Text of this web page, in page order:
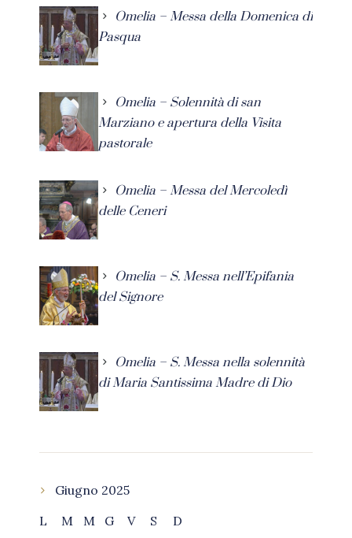
Omelia – Messa della Domenica di
Pasqua
Omelia – Solennità di san
Marziano e apertura della Visita
pastorale
Omelia – Messa del Mercoledì
delle Ceneri
Omelia – S. Messa nell’Epifania
del Signore
Omelia – S. Messa nella solennità
di Maria Santissima Madre di Dio
Giugno 2025
L
M M G V S
D